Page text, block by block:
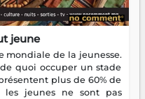
jeune
mondiale de la jeunesse.
quoi occuper un stade
plus de 60% de
les jeunes ne sont pas